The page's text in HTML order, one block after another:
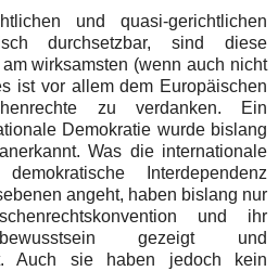
und quasi-gerichtlichen
durchsetzbar, sind diese
wirksamsten (wenn auch nicht
ist vor allem dem Europäischen
zu verdanken. Ein
Demokratie wurde bislang
Was die internationale
Interdependenz
angeht, haben bislang nur
und ihr
gezeigt und
Auch sie haben jedoch kein